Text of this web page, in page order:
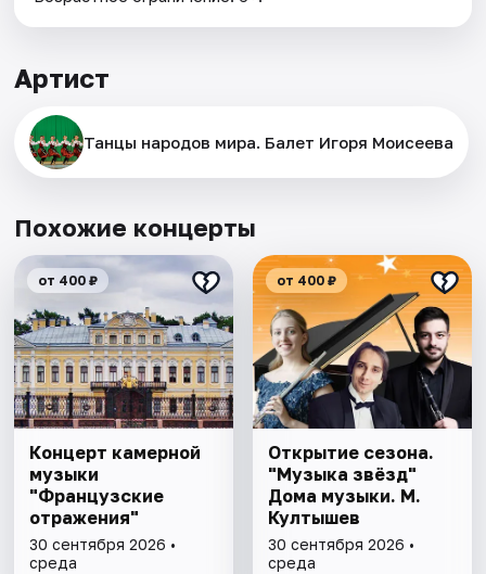
Артист
Танцы народов мира. Балет Игоря Моисеева
Похожие концерты
от 400 ₽
Концерт камерной
музыки
"Французские
отражения"
30 сентября 2026 •
среда
от 400 ₽
Открытие сезона.
"Музыка звёзд"
Дома музыки. М.
Култышев
30 сентября 2026 •
среда